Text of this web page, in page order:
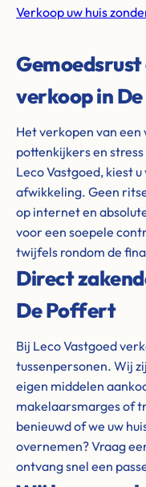
Verkoop uw huis
verkoop in
Het verkopen van
pottenkijkers en
Leco Vastgoed, kiest
afwikkeling. Geen
op internet en
voor een soepele
twijfels rondom de
Direct
De Poffert
Bij Leco Vastgoed
tussenpersonen. Wij
eigen middelen
makelaarsmarges of
benieuwd of we uw
overnemen? Vraag
ontvang snel een